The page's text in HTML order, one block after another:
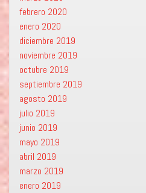
febrero 2020
enero 2020
diciembre 2019
noviembre 2019
octubre 2019
septiembre 2019
agosto 2019
julio 2019
junio 2019
mayo 2019
abril 2019
marzo 2019
enero 2019